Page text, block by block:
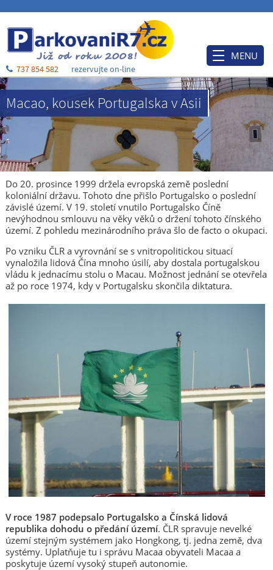
Macao, kousek Portugalska v Asii
Do 20. prosince 1999 držela evropská země poslední
koloniální državu. Tohoto dne přišlo Portugalsko o poslední
závislé území. V 19. století vnutilo Portugalsko Číně
nevýhodnou smlouvu na věky věků o držení tohoto čínského
území. Z pohledu mezinárodního práva šlo de facto o okupaci.
Po vzniku ČLR a vyrovnání se s vnitropolitickou situací
vynaložila lidová Čína mnoho úsilí, aby dostala portugalskou
vládu k jednacímu stolu o Macau. Možnost jednání se otevřela
až po roce 1974, kdy v Portugalsku skončila diktatura.
V roce 1987 podepsalo Portugalsko a Čínská lidová
republika dohodu o předání území. ČLR spravuje nevelké
území stejným systémem jako Hongkong, tj. jedna země, dva
systémy. Uplatňuje tu i správu Macaa obyvateli Macaa a
poskytuje území vysoký stupeň autonomie.
737 854 582 rezervujte on-line
MENU
Úvod
Ceník
Rezervace
Po příjezdu
Ubytování
O nás
Blog
Kontakt a mapa